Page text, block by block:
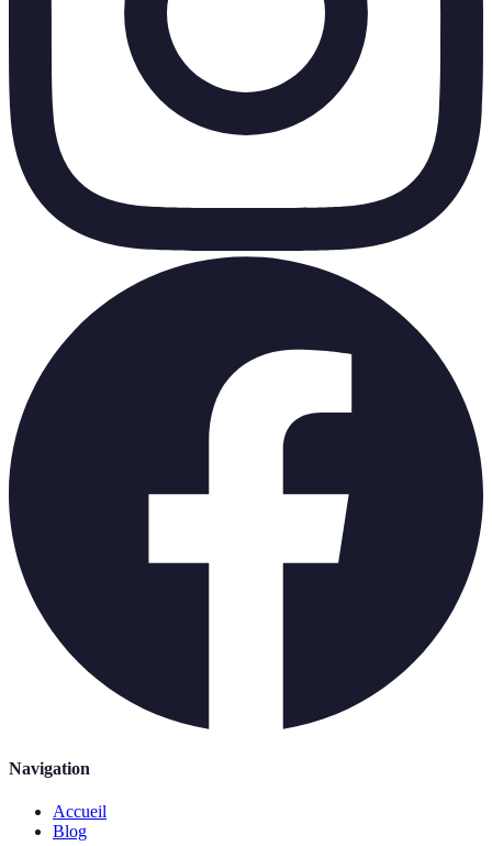
Navigation
Accueil
Blog